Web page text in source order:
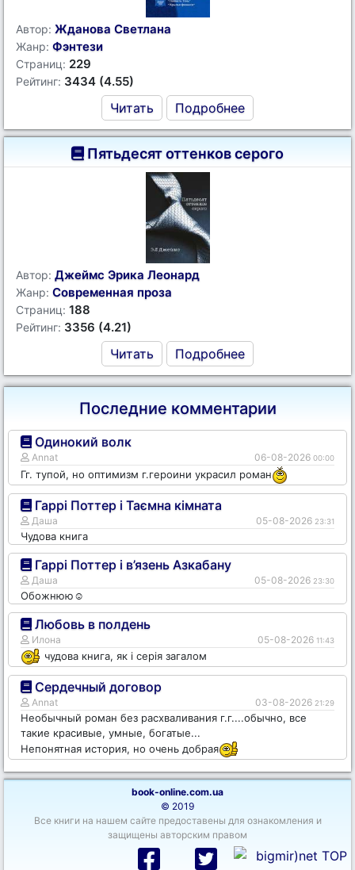
Автор: Жданова Светлана
Жанр: Фэнтези
Страниц: 229
Рейтинг: 3434 (4.55)
Читать Подробнее
Пятьдесят оттенков серого
Автор: Джеймс Эрика Леонард
Жанр: Современная проза
Страниц: 188
Рейтинг: 3356 (4.21)
Читать Подробнее
Последние комментарии
Одинокий волк
Annat 06-08-2026 00:00
Гг. тупой, но оптимизм г.героини украсил роман
Гаррі Поттер і Таємна кімната
Даша 05-08-2026 23:31
Чудова книга
Гаррі Поттер і в’язень Азкабану
Даша 05-08-2026 23:30
Обожнюю☺️
Любовь в полдень
Илона 05-08-2026 11:43
чудова книга, як і серія загалом
Сердечный договор
Annat 03-08-2026 21:29
Необычный роман без расхваливания г.г....обычно, все
такие красивые, умные, богатые...
Непонятная история, но очень добрая
book-online.com.ua
© 2019
Все книги на нашем сайте предоставены для ознакомления и
защищены авторским правом